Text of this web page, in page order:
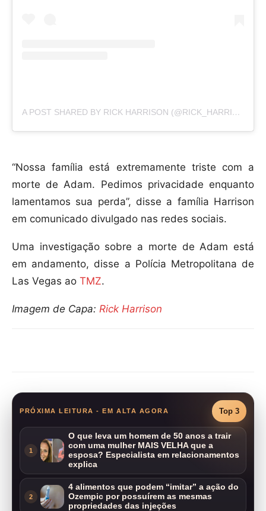
A POST SHARED BY RICK HARRISON (@RICK_HARRISON)
“Nossa família está extremamente triste com a
morte de Adam. Pedimos privacidade enquanto
lamentamos sua perda”, disse a família Harrison
em comunicado divulgado nas redes sociais.
Uma investigação sobre a morte de Adam está
em andamento, disse a Polícia Metropolitana de
Las Vegas ao TMZ.
Imagem de Capa: Rick Harrison
PRÓXIMA LEITURA - EM ALTA AGORA Top 3
1
O que leva um homem de 50 anos a trair
com uma mulher MAIS VELHA que a
esposa? Especialista em relacionamentos
explica
2
4 alimentos que podem “imitar” a ação do
Ozempic por possuírem as mesmas
propriedades das injeções